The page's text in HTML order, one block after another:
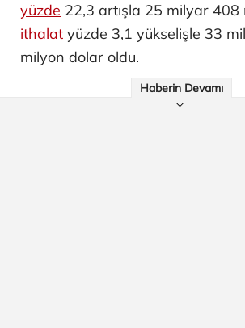
yüzde 22,3 artışla 25 milyar 408
ithalat yüzde 3,1 yükselişle 33
milyon dolar oldu.
Haberin Devamı